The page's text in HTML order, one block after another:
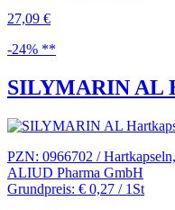
27,09 €
-24% **
SILYMARIN AL
PZN: 0966702 /
ALIUD Pharma GmbH
Grundpreis: € 0,27 / 1St